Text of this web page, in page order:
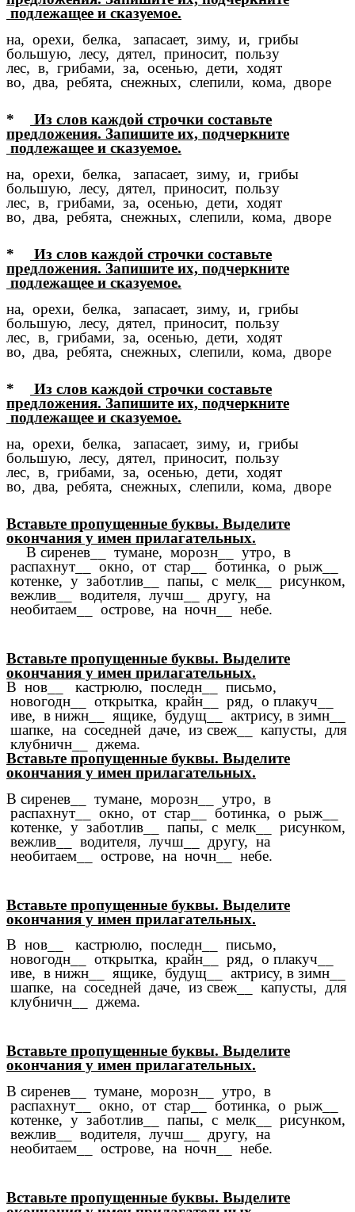
подлежащее и сказуемое.
на, орехи, белка, запасает, зиму, и, грибы
большую, лесу, дятел, приносит, пользу
лес, в, грибами, за, осенью, дети, ходят
во, два, ребята, снежных, слепили, кома, дворе
*
Из слов каждой строчки составьте
предложения. Запишите их, подчеркните
подлежащее и сказуемое.
на, орехи, белка, запасает, зиму, и, грибы
большую, лесу, дятел, приносит, пользу
лес, в, грибами, за, осенью, дети, ходят
во, два, ребята, снежных, слепили, кома, дворе
*
Из слов каждой строчки составьте
предложения. Запишите их, подчеркните
подлежащее и сказуемое.
на, орехи, белка, запасает, зиму, и, грибы
большую, лесу, дятел, приносит, пользу
лес, в, грибами, за, осенью, дети, ходят
во, два, ребята, снежных, слепили, кома, дворе
*
Из слов каждой строчки составьте
предложения. Запишите их, подчеркните
подлежащее и сказуемое.
на, орехи, белка, запасает, зиму, и, грибы
большую, лесу, дятел, приносит, пользу
лес, в, грибами, за, осенью, дети, ходят
во, два, ребята, снежных, слепили, кома, дворе
Вставьте пропущенные буквы. Выделите
окончания у имен прилагательных.
В сиренев__ тумане, морозн__ утро, в
распахнут__ окно, от стар__ ботинка, о рыж__
котенке, у заботлив__ папы, с мелк__ рисунком,
вежлив__ водителя, лучш__ другу, на
необитаем__ острове, на ночн__ небе.
Вставьте пропущенные буквы. Выделите
окончания у имен прилагательных.
В нов__ кастрюлю, последн__ письмо,
новогодн__ открытка, крайн__ ряд, о плакуч__
иве, в нижн__ ящике, будущ__ актрису, в зимн__
шапке, на соседней даче, из свеж__ капусты, для
клубничн__ джема.
Вставьте пропущенные буквы. Выделите
окончания у имен прилагательных.
В сиренев__ тумане, морозн__ утро, в
распахнут__ окно, от стар__ ботинка, о рыж__
котенке, у заботлив__ папы, с мелк__ рисунком,
вежлив__ водителя, лучш__ другу, на
необитаем__ острове, на ночн__ небе.
Вставьте пропущенные буквы. Выделите
окончания у имен прилагательных.
В нов__ кастрюлю, последн__ письмо,
новогодн__ открытка, крайн__ ряд, о плакуч__
иве, в нижн__ ящике, будущ__ актрису, в зимн__
шапке, на соседней даче, из свеж__ капусты, для
клубничн__ джема.
Вставьте пропущенные буквы. Выделите
окончания у имен прилагательных.
В сиренев__ тумане, морозн__ утро, в
распахнут__ окно, от стар__ ботинка, о рыж__
котенке, у заботлив__ папы, с мелк__ рисунком,
вежлив__ водителя, лучш__ другу, на
необитаем__ острове, на ночн__ небе.
Вставьте пропущенные буквы. Выделите